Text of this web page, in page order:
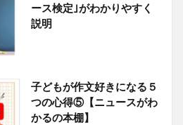
ース検定｣がわかりやすく
説明
子どもが作文好きになる５
つの心得⑤【ニュースがわ
かるの本棚】